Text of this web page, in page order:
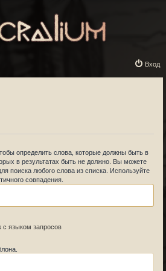
Вход
определить слова, которые должны быть в
в результатах быть не должно. Вы можете
поиска любого слова из списка. Используйте
совпадения.
с языком запросов